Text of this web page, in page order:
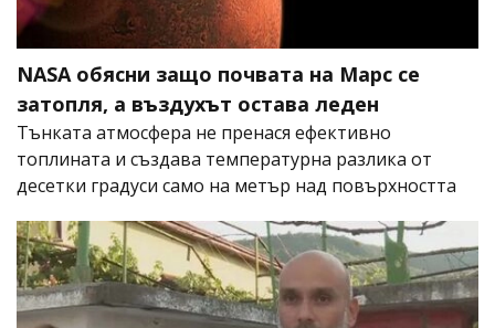
NASA обясни защо почвата на Марс се
затопля, а въздухът остава леден
Тънката атмосфера не пренася ефективно
топлината и създава температурна разлика от
десетки градуси само на метър над повърхността